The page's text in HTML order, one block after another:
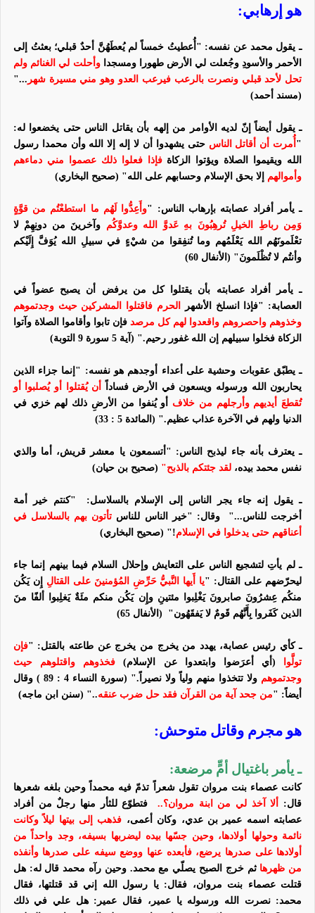
هو إرهابي:
ـ يقول محمد عن نفسه: "‏أُعطيتُ خمساً لم يُعطَهُنَّ أحدٌ قبلي؛ بعثتُ إلى
الأحمر والأسودِ وجُعلت لي الأرض طهورا ومسجداوأحلت لي الغنائم ولم
تحل لأحد قبلي ونصرت بالرعب ‏‏فيرعب العدو وهو مني مسيرة شهر ..."
‏(مسند أحمد)
ـ يقول أيضاً إنّ لديه الأوامر من إلهه بأن يقاتل الناس حتى يخضعوا له:
" أُمرت أن أقاتل الناس حتى ‏يشهدوا ‏‏أن لا إله إلا الله وأن محمدا ‏‏رسول
الله ويقيموا الصلاة ويؤتوا الزكاةفإذا فعلوا ذلك ‏‏عصموا ‏‏مني دماءهم
وأموالهم إلا بحق الإسلام وحسابهم على الله" (صحيح البخاري)
ـ يأمر أفراد عصابته بإرهاب الناس: "وأَعِدُّوا لَهُم ما استطعْتُم من قوَّةٍ
وَمِن رباطِ الخيلِ تُرهِبُونَ بهِ عَدوَّ الله وعدوَّكُم وآخرينَ من دونِهِمْ لا
تعْلَمونَهُم الله يَعْلَمُهم وما تُنفِقوا من شيْءٍ في سبيلِ الله يُوَفَّ إِلَيْكم
وأنتُم لا تُظْلَمونَ" (الأنفال 60)
ـ يأمر أفراد عصابته بأن يقتلوا كل من يرفض أن يصبح عضواً في
العصابة: "فإذا انسلخ الأشهر
الحرم فاقتلوا المشركين حيث وجدتموهم
وخذوهم واحصروهم واقعدوا لهم كل مرصد فإن تابوا وأقاموا الصلاة وآتوا
الزكاة فخلوا سبيلهم إن الله غفور رحيم." (آية 5 سورة 9 التوبة)
ـ يطبّق عقوبات وحشية على أعداء أوجدهم هو نفسه: "إنما جزاء الذين
يحاربون الله ورسوله ويسعون في الأرض فساداً
أن يُقتلوا أويُصلبوا
أو
تُقطعَ أيديهم وأرجلهم من خلاف أويُنفوا
من الأرضِ ذلك لهم خزي في
الدنيا ولهم في الآخرة عذاب عظيم." (المائدة 5 : 33)
ـ يعترف بأنه جاء ليذبح الناس: "أتسمعون يا معشر قريش، أما والذي
نفس محمد بيده، لقد جئتكم بالذبح" (صحيح بن حيان)
ـ يقول إنه جاء يجر الناس إلى الإسلام بالسلاسل:
"كنتم خير أمة
أخرجت للناس..."
وقال: "خير الناس للناس تأتون بهم بالسلاسل في
أعناقهم حتى يدخلوا في الإسلام!" (صحيح البخاري)
ـ لم يأتِ لتشجيع الناس على التعايش وإحلال السلام فيما بينهم إنما جاء
ليحرّضهم على القتال: "يا أَيها النَّبيُّ حَرِّضِ المُؤمنينَ على القتالِ إِن يَكُن
منكُم عِشرُونَ صابرونَ يَغْلِبوا مئتينِ وإِن يَكُن منكم مئَةٌ يَغلِبوا
ألفًا منَ
الذين كَفَروا بِأَنَّهُم قَومٌ لا يَفقَهُون" (الأنفال 65)
ـ كأي رئيس عصابة، يهدد من يخرج من يخرج عن طاعته بالقتل: "فإن
تولَّوا
(أي أعرَضوا وابتعدوا عن الإسلام) فخذوهم واقتلوهم حيث
وجدتموهم ولا تتخذوا منهم ولياً ولا نصيراً." (سورة النساء4 : 89 )
وقال
أيضاً: "من ‏جحد ‏آية من القرآن فقد حل ضرب عنقه.." (سنن ابن ماجه)‏
هو مجرم وقاتل متوحش:
ـ يأمر باغتيال أمٍّ مرضعة:
كانت عصماء بنت مروان تقول شعراً تذمّ فيه محمداً وحين بلغه شعرها
قال:
ألا آخذ لي من ابنة مروان؟.. فتطوّع للثأر منها رجلٌ من
أفراد
عصابته اسمه عمير بن عدي، وكان أعمى، فذهب إلى بيتها ليلاً وكانت
نائمة وحولها أولادها، وحين جسّها بيده ليضربها بسيفه، وجد واحداً من
أولادها على صدرها يرضع، فأبعده عنها ووضع سيفه على صدرها وأنفذه
من ظهرها ثم خرج الصبح يصلّي مع محمد. وحين رآه محمد قال له: هل
قتلت عصماء بنت مروان، فقال: يا رسول الله إني قد قتلتها، فقال
محمد: نصرت الله ورسوله يا عمير، فقال عمير: هل علي في ذلك